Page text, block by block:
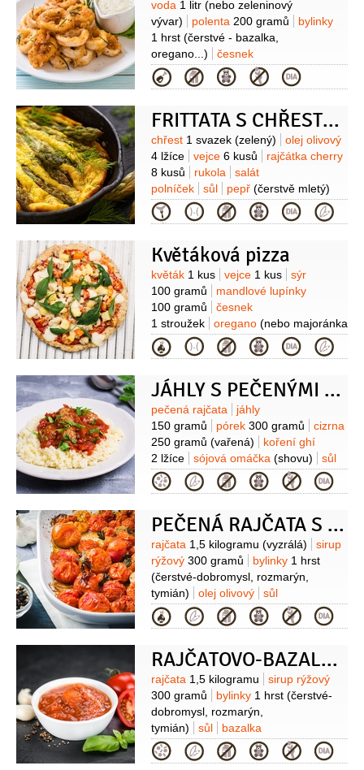
Suroviny
voda 1 litr (nebo zeleninový
vývar)
polenta 200 gramů
bylinky
1 hrst (čerstvé - bazalka,
oregano...)
česnek
2 stroužky
sůl pepř
olej
olivový
kalamáry12 kusů
cuketa
Kategorie
FRITTATA S CHŘESTEM
Suroviny
chřest 1 svazek (zelený)
olej olivový
4 lžíce
vejce 6 kusů
rajčátka cherry
8 kusů
rukola
salát
polníček
sůl pepř (čerstvě mletý)
Kategorie
Květáková pizza
Suroviny
květák 1 kus vejce 1 kus
sýr
100 gramů
mandlové lupínky
100 gramů
česnek
1 stroužek
oregano (nebo majoránka
- lístky)
sůl 1 špetka Zelenina:
rajčata
paprika červená
paprika
zelená
cibule (fialová)
Kategorie
JÁHLY S PEČENÝMI RAJČATY
Suroviny
pečená rajčata
jáhly
150 gramů
pórek 300 gramů
cizrna
250 gramů (vařená)
koření ghí
2 lžíce
sójová omáčka (shovu) sůl
Kategorie
PEČENÁ RAJČATA S BYLINKAMI
Suroviny
rajčata 1,5 kilogramu (vyzrálá)
sirup
rýžový 300 gramů bylinky 1 hrst
(čerstvé-dobromysl, rozmarýn,
tymián)
olej olivový sůl
Kategorie
RAJČATOVO-BAZALKOVÁ OMÁČKA
Suroviny
rajčata 1,5 kilogramu
sirup rýžový
300 gramů
bylinky 1 hrst (čerstvé-
dobromysl, rozmarýn,
tymián)
sůl bazalka
Kategorie